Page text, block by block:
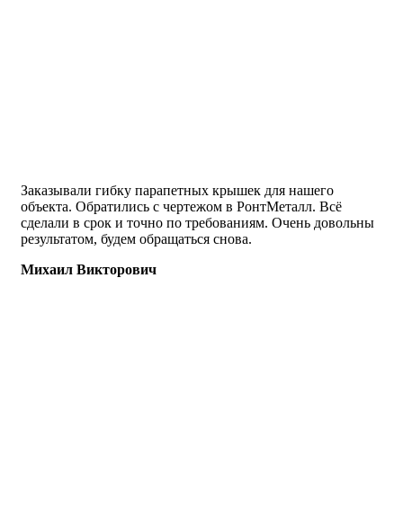
Заказывали гибку парапетных крышек для нашего
объекта. Обратились с чертежом в РонтМеталл. Всё
сделали в срок и точно по требованиям. Очень довольны
результатом, будем обращаться снова.
Михаил Викторович